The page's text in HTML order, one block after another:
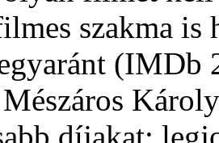
szakma is
(IMDb
díjakat: